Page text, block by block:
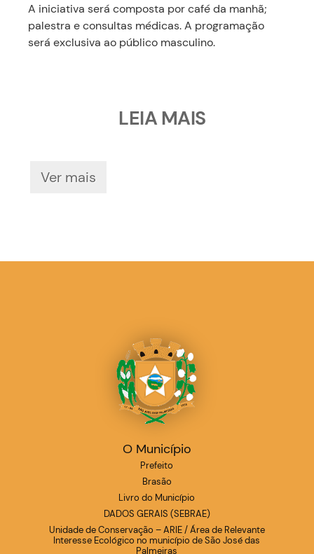
A iniciativa será composta por café da manhã;
palestra e consultas médicas. A programação
será exclusiva ao público masculino.
LEIA MAIS
Ver mais
O Município
Prefeito
Brasão
Livro do Município
DADOS GERAIS (SEBRAE)
Unidade de Conservação – ARIE / Área de Relevante
Interesse Ecológico no município de São José das
Palmeiras